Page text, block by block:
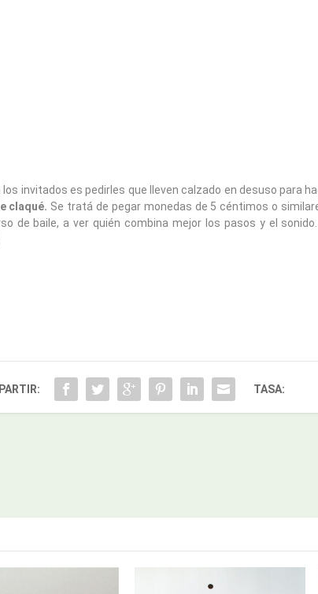
invitados es pedirles que lleven calzado en desuso para
claqué. Se tratá de pegar monedas de 5 céntimos o
de baile, a ver quién combina mejor los pasos y el
TASA: